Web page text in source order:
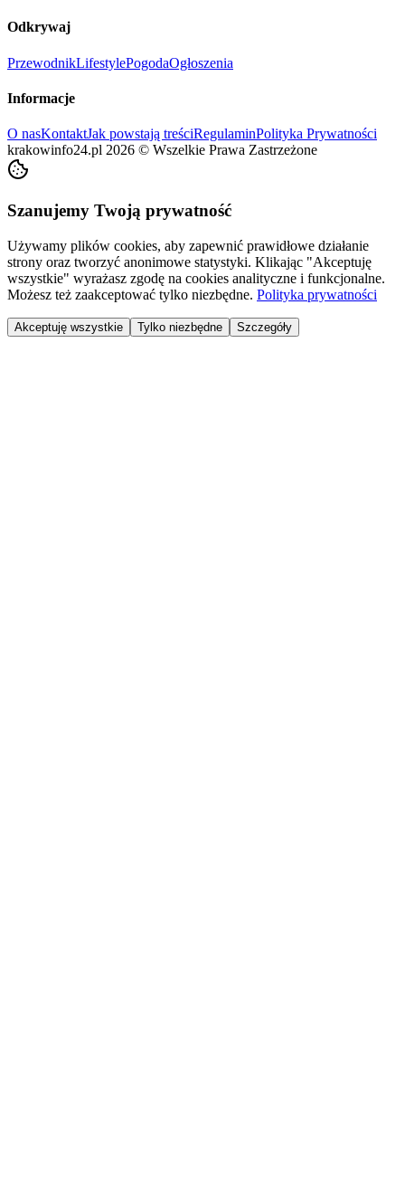
Odkrywaj
PrzewodnikLifestylePogodaOgłoszenia
Informacje
O nasKontaktJak powstają treściRegulaminPolityka Prywatności
krakowinfo24.pl 2026 © Wszelkie Prawa Zastrzeżone
Szanujemy Twoją prywatność
Używamy plików cookies, aby zapewnić prawidłowe działanie
strony oraz tworzyć anonimowe statystyki. Klikając "Akceptuję
wszystkie" wyrażasz zgodę na cookies analityczne i funkcjonalne.
Możesz też zaakceptować tylko niezbędne. Polityka prywatności
Akceptuję wszystkie Tylko niezbędne Szczegóły